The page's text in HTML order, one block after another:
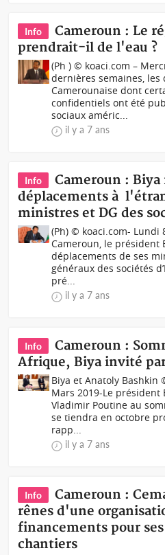
Info
Cameroun : Le
prendrait-il de l'eau ?
(Ph ) © koaci.com –
dernières semaines, les
Camerounaise dont
confidentiels ont été
sociaux améric...
il y a 7 ans
Info
Cameroun :
déplacements à
ministres et DG des
(Ph) © koaci.com- Lundi
Cameroun, le président
déplacements de ses
généraux des sociétés
pré...
il y a 7 ans
Info
Cameroun :
Afrique, Biya invité
Biya et Anatoly Bashkin
Mars 2019-Le président
Vladimir Poutine au
se tiendra en octobre
rapp...
il y a 7 ans
Info
Cameroun :
rênes d'une
financements pour
chantiers